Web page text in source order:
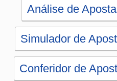
Início
eBooks
Artigos
Estatísticas